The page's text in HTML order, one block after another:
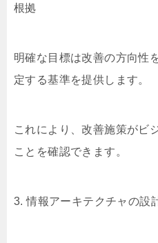
根拠
明確な目標は改善の方向性
定する基準を提供します。
これにより、改善施策がビ
ことを確認できます。
3. 情報アーキテクチャの設